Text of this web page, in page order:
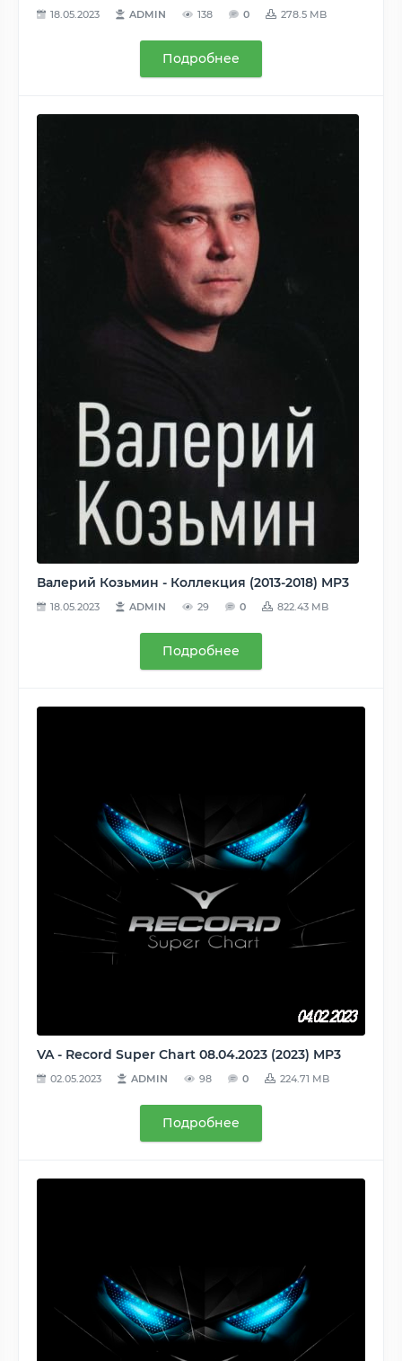
18.05.2023 ADMIN 138 0 278.5 MB
Подробнее
Валерий Козьмин - Коллекция (2013-2018) MP3
18.05.2023 ADMIN 29 0 822.43 MB
Подробнее
VA - Record Super Chart 08.04.2023 (2023) MP3
02.05.2023 ADMIN 98 0 224.71 MB
Подробнее